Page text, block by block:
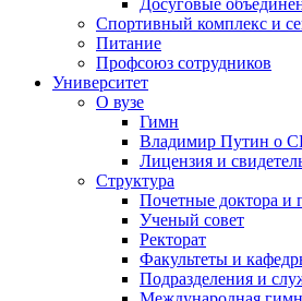
Досуговые
Спортивный комплекс и
Питание
Профсоюз сотрудников
Университет
О вузе
Гимн
Владимир Путин о
Лицензия и
Структура
Почетные доктора и
Ученый совет
Ректорат
Факультеты и
Подразделения и